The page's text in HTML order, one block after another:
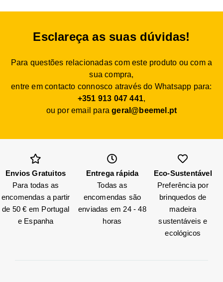
Esclareça as suas dúvidas!
Para questões relacionadas com este produto ou com a
sua compra,
entre em contacto connosco através do Whatsapp para:
+351 913 047 441,
ou por email parageral@beemel.pt
Envios Gratuitos
Para todas as
encomendas a partir
de 50 € em Portugal
e Espanha
Entrega rápida
Todas as
encomendas são
enviadas em 24 - 48
horas
Eco-Sustentável
Preferência por
brinquedos de
madeira
sustentáveis e
ecológicos